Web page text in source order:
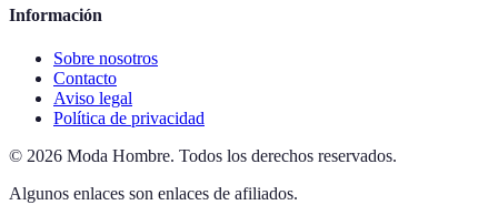
Información
Sobre nosotros
Contacto
Aviso legal
Política de privacidad
© 2026 Moda Hombre. Todos los derechos reservados.
Algunos enlaces son enlaces de afiliados.